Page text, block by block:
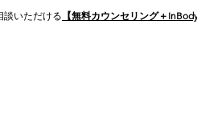
談いただける 【無料カウンセリング＋InBody